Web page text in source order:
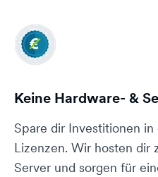
Keine Hardware- &
Spare dir Investitionen
Lizenzen. Wir hosten dir
Server und sorgen für